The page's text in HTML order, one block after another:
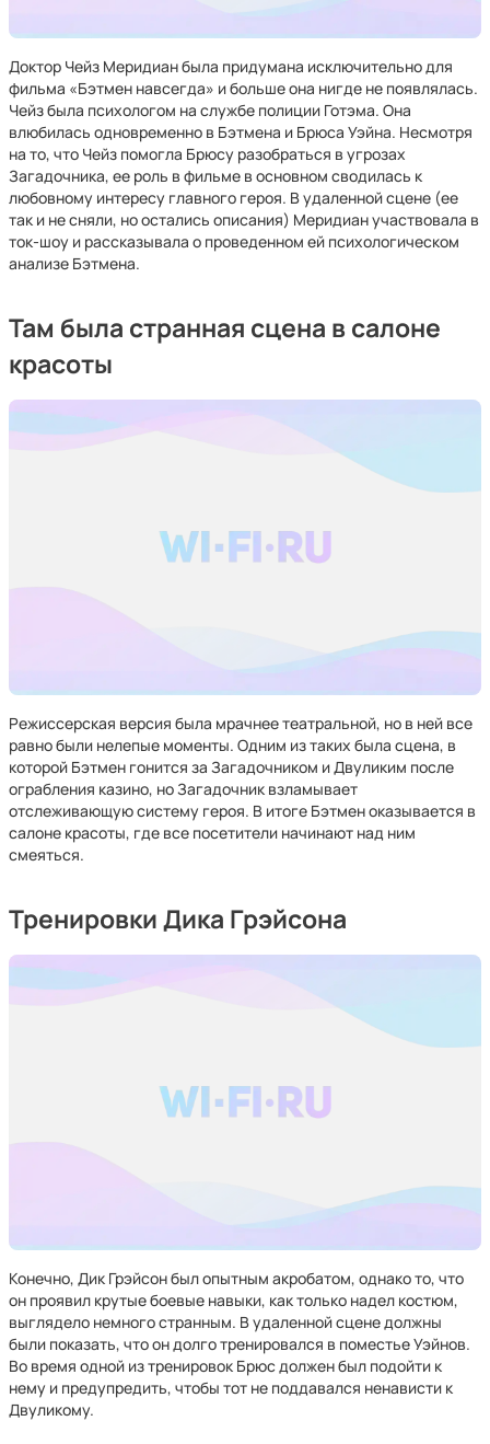
Доктор Чейз Меридиан была придумана исключительно для
фильма «Бэтмен навсегда» и больше она нигде не появлялась.
Чейз была психологом на службе полиции Готэма. Она
влюбилась одновременно в Бэтмена и Брюса Уэйна. Несмотря
на то, что Чейз помогла Брюсу разобраться в угрозах
Загадочника, ее роль в фильме в основном сводилась к
любовному интересу главного героя. В удаленной сцене (ее
так и не сняли, но остались описания) Меридиан участвовала в
ток-шоу и рассказывала о проведенном ей психологическом
анализе Бэтмена.
Там была странная сцена в салоне
красоты
Режиссерская версия была мрачнее театральной, но в ней все
равно были нелепые моменты. Одним из таких была сцена, в
которой Бэтмен гонится за Загадочником и Двуликим после
ограбления казино, но Загадочник взламывает
отслеживающую систему героя. В итоге Бэтмен оказывается в
салоне красоты, где все посетители начинают над ним
смеяться.
Тренировки Дика Грэйсона
Конечно, Дик Грэйсон был опытным акробатом, однако то, что
он проявил крутые боевые навыки, как только надел костюм,
выглядело немного странным. В удаленной сцене должны
были показать, что он долго тренировался в поместье Уэйнов.
Во время одной из тренировок Брюс должен был подойти к
нему и предупредить, чтобы тот не поддавался ненависти к
Двуликому.